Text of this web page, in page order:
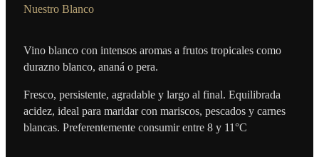
Nuestro Blanco
Vino blanco con intensos aromas a frutos tropicales como
durazno blanco, ananá o pera.
Fresco, persistente, agradable y largo al final. Equilibrada
acidez, ideal para maridar con mariscos, pescados y carnes
blancas. Preferentemente consumir entre 8 y 11°C